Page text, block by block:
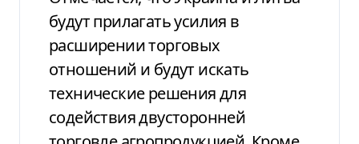
будут прилагать усилия в
расширении торговых
отношений и будут искать
технические решения для
содействия двусторонней